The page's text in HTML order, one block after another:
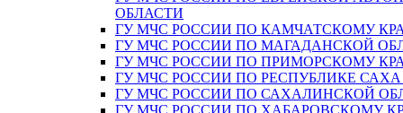
ОБЛАСТИ
ГУ МЧС РОССИИ ПО КАМЧАТСКОМУ
ГУ МЧС РОССИИ ПО МАГАДАНСКОЙ
ГУ МЧС РОССИИ ПО ПРИМОРСКОМУ
ГУ МЧС РОССИИ ПО РЕСПУБЛИКЕ
ГУ МЧС РОССИИ ПО САХАЛИНСКОЙ
ГУ МЧС РОССИИ ПО ХАБАРОВСКОМУ